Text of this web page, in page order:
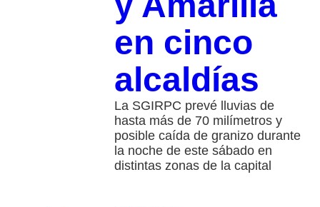
en cinco
alcaldías
La SGIRPC prevé lluvias de
hasta más de 70 milímetros y
posible caída de granizo durante
la noche de este sábado en
distintas zonas de la capital